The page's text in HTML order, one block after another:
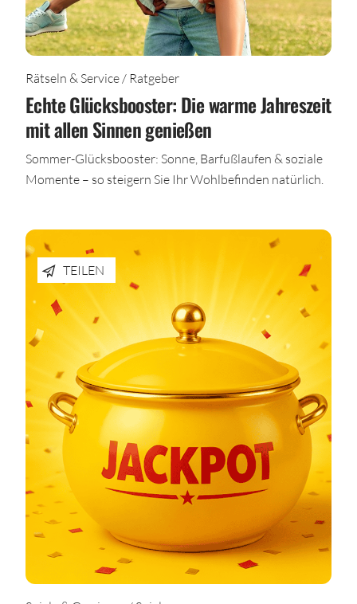
Rätseln & Service / Ratgeber
Echte Glücksbooster: Die warme Jahreszeit
mit allen Sinnen genießen
Sommer-Glücksbooster: Sonne, Barfußlaufen & soziale
Momente – so steigern Sie Ihr Wohlbefinden natürlich.
TEILEN